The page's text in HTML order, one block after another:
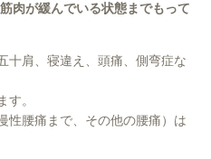
肉が緩んでいる状態までもって
肩、寝違え、頭痛、側弯症な
す。
性腰痛まで、その他の腰痛）は